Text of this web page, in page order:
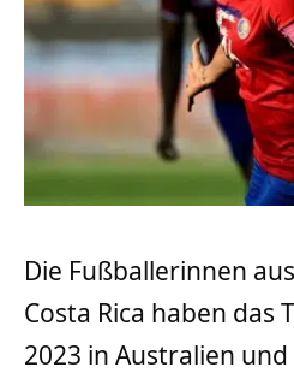
Die Fußballerinnen
Costa Rica haben das
2023 in Australien